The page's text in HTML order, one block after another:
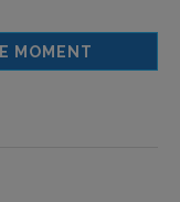
MOMENT